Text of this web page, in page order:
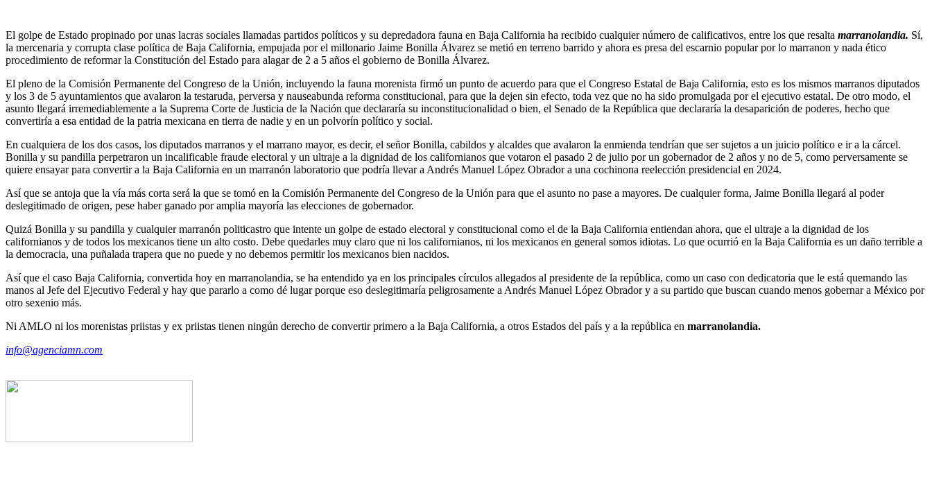
El golpe de Estado propinado por unas lacras sociales llamadas partidos políticos y su depredadora fauna en Baja California ha recibido cualquier número de calificativos, entre los que resalta marranolandia. Sí,
la mercenaria y corrupta clase política de Baja California, empujada por el millonario Jaime Bonilla Álvarez se metió en terreno barrido y ahora es presa del escarnio popular por lo marranon y nada ético
procedimiento de reformar la Constitución del Estado para alagar de 2 a 5 años el gobierno de Bonilla Álvarez.
El pleno de la Comisión Permanente del Congreso de la Unión, incluyendo la fauna morenista firmó un punto de acuerdo para que el Congreso Estatal de Baja California, esto es los mismos marranos diputados
y los 3 de 5 ayuntamientos que avalaron la testaruda, perversa y nauseabunda reforma constitucional, para que la dejen sin efecto, toda vez que no ha sido promulgada por el ejecutivo estatal. De otro modo, el
asunto llegará irremediablemente a la Suprema Corte de Justicia de la Nación que declararía su inconstitucionalidad o bien, el Senado de la República que declararía la desaparición de poderes, hecho que
convertiría a esa entidad de la patria mexicana en tierra de nadie y en un polvorín político y social.
En cualquiera de los dos casos, los diputados marranos y el marrano mayor, es decir, el señor Bonilla, cabildos y alcaldes que avalaron la enmienda tendrían que ser sujetos a un juicio político e ir a la cárcel.
Bonilla y su pandilla perpetraron un incalificable fraude electoral y un ultraje a la dignidad de los californianos que votaron el pasado 2 de julio por un gobernador de 2 años y no de 5, como perversamente se
quiere ensayar para convertir a la Baja California en un marranón laboratorio que podría llevar a Andrés Manuel López Obrador a una cochinona reelección presidencial en 2024.
Así que se antoja que la vía más corta será la que se tomó en la Comisión Permanente del Congreso de la Unión para que el asunto no pase a mayores. De cualquier forma, Jaime Bonilla llegará al poder
deslegitimado de origen, pese haber ganado por amplia mayoría las elecciones de gobernador.
Quizá Bonilla y su pandilla y cualquier marranón politicastro que intente un golpe de estado electoral y constitucional como el de la Baja California entiendan ahora, que el ultraje a la dignidad de los
californianos y de todos los mexicanos tiene un alto costo. Debe quedarles muy claro que ni los californianos, ni los mexicanos en general somos idiotas. Lo que ocurrió en la Baja California es un daño terrible a
la democracia, una puñalada trapera que no puede y no debemos permitir los mexicanos bien nacidos.
Así que el caso Baja California, convertida hoy en marranolandia, se ha entendido ya en los principales círculos allegados al presidente de la república, como un caso con dedicatoria que le está quemando las
manos al Jefe del Ejecutivo Federal y hay que pararlo a como dé lugar porque eso deslegitimaría peligrosamente a Andrés Manuel López Obrador y a su partido que buscan cuando menos gobernar a México por
otro sexenio más.
Ni AMLO ni los morenistas priistas y ex priistas tienen ningún derecho de convertir primero a la Baja California, a otros Estados del país y a la república en marranolandia.
info@agenciamn.com